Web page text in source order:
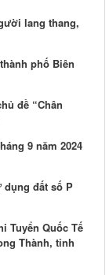
lang thang,
phố Biên
đề “Chân
9 năm 2024
dụng đất số P
Tuyển Quốc Tế
Thành, tỉnh